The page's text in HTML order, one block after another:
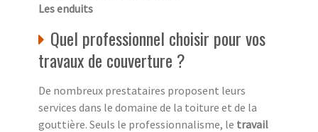
Les enduits
Quel professionnel choisir pour vos
travaux de couverture ?
De nombreux prestataires proposent leurs
services dans le domaine de la toiture et de la
gouttière. Seuls le professionnalisme, le travail